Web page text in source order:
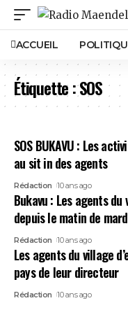
ACCUEIL
Étiquette :SOS
SOS BUKAVU : Les
au sit in des agents
Rédaction 10 ans ago
Bukavu : Les agents
depuis le matin de
Rédaction 10 ans ago
Les agents du village
pays de leur directeur
Rédaction 10 ans ago